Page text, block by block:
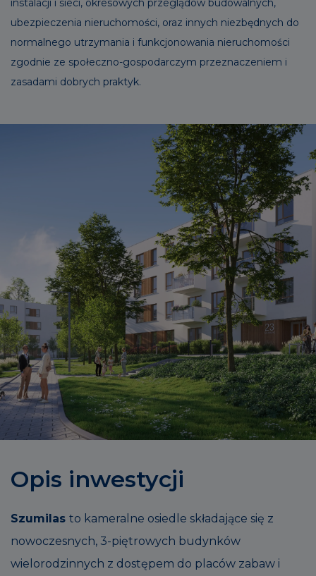
ubezpieczenia nieruchomości, oraz innych niezbędnych do
normalnego utrzymania i funkcjonowania nieruchomości
zgodnie ze społeczno-gospodarczym przeznaczeniem i
zasadami dobrych praktyk.
Opis inwestycji
Szumilas to kameralne osiedle składające się z
nowoczesnych, 3-piętrowych budynków
wielorodzinnych z dostępem do placów zabaw i